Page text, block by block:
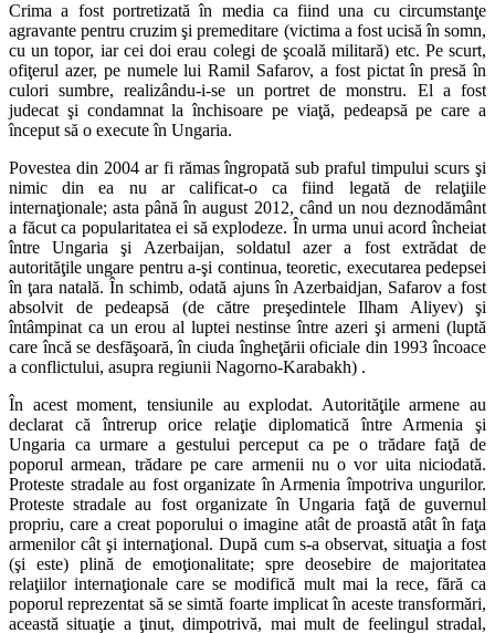
Crima a fost portretizată în media ca fiind una cu circumstanţe
agravante pentru cruzim şi premeditare (victima a fost ucisă în somn,
cu un topor, iar cei doi erau colegi de şcoală militară) etc. Pe scurt,
ofiţerul azer, pe numele lui Ramil Safarov, a fost pictat în presă în
culori sumbre, realizându-i-se un portret de monstru. El a fost
judecat şi condamnat la închisoare pe viaţă, pedeapsă pe care a
început să o execute în Ungaria.
Povestea din 2004 ar fi rămas îngropată sub praful timpului scurs şi
nimic din ea nu ar calificat-o ca fiind legată de relaţiile
internaţionale; asta până în august 2012, când un nou deznodământ
a făcut ca popularitatea ei să explodeze. În urma unui acord încheiat
între Ungaria şi Azerbaijan, soldatul azer a fost extrădat de
autorităţile ungare pentru a-şi continua, teoretic, executarea pedepsei
în ţara natală. În schimb, odată ajuns în Azerbaidjan, Safarov a fost
absolvit de pedeapsă (de către preşedintele Ilham Aliyev) şi
întâmpinat ca un erou al luptei nestinse între azeri şi armeni (luptă
care încă se desfăşoară, în ciuda îngheţării oficiale din 1993 încoace
a conflictului, asupra regiunii Nagorno-Karabakh) .
În acest moment, tensiunile au explodat. Autorităţile armene au
declarat că întrerup orice relaţie diplomatică între Armenia şi
Ungaria ca urmare a gestului perceput ca pe o trădare faţă de
poporul armean, trădare pe care armenii nu o vor uita niciodată.
Proteste stradale au fost organizate în Armenia împotriva ungurilor.
Proteste stradale au fost organizate în Ungaria faţă de guvernul
propriu, care a creat poporului o imagine atât de proastă atât în faţa
armenilor cât şi internaţional. După cum s-a observat, situaţia a fost
(şi este) plină de emoţionalitate; spre deosebire de majoritatea
relaţiilor internaţionale care se modifică mult mai la rece, fără ca
poporul reprezentat să se simtă foarte implicat în aceste transformări,
această situaţie a ţinut, dimpotrivă, mai mult de feelingul stradal,